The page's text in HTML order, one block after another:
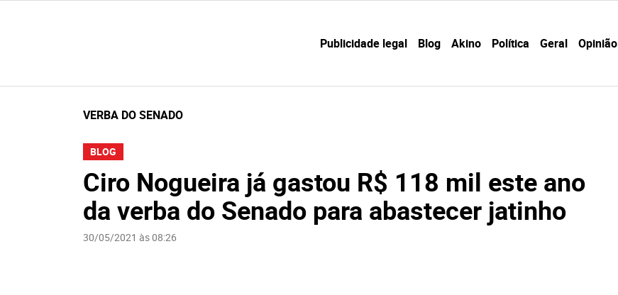
Publicidade legal Blog Akino Política Geral Opinião
VERBA DO SENADO
BLOG
Ciro Nogueira já gastou R$ 118 mil este ano
da verba do Senado para abastecer jatinho
30/05/2021 às 08:26